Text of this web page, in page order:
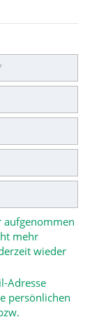
aufgenommen
mehr
wieder
Adresse
persönlichen